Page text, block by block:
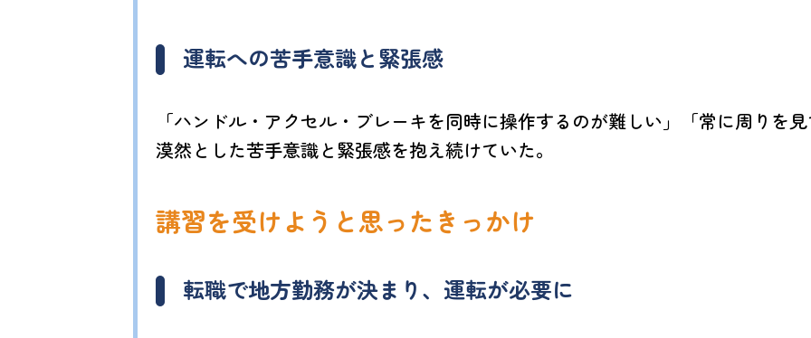
運転への苦手意識と緊張感
「ハンドル・アクセル・ブレーキを同時に操作するのが難しい」「常に周りを
漠然とした苦手意識と緊張感を抱え続けていた。
講習を受けようと思ったきっかけ
転職で地方勤務が決まり、運転が必要に